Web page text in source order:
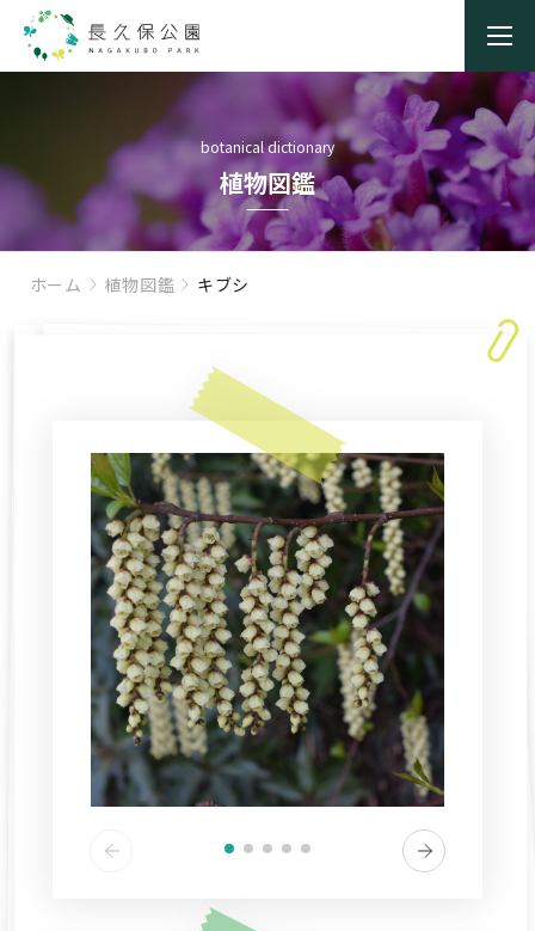
botanical dictionary
植物図鑑
ホーム 植物図鑑 キブシ